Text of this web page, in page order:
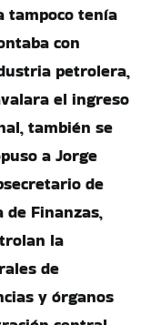
tampoco tenía
con
petrolera,
el ingreso
también se
a Jorge
de
Finanzas,
la
de
y órganos